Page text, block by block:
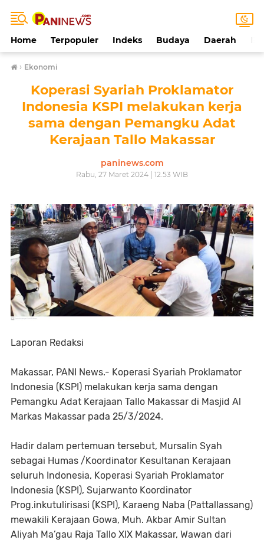
Home Terpopuler Indeks Budaya Daerah
› Ekonomi
Koperasi Syariah Proklamator
Indonesia KSPI melakukan kerja
sama dengan Pemangku Adat
Kerajaan Tallo Makassar
paninews.com
Rabu, 27 Maret 2024 | 12.53 WIB
Laporan Redaksi
Makassar, PANI News.- Koperasi Syariah Proklamator
Indonesia (KSPI) melakukan kerja sama dengan
Pemangku Adat Kerajaan Tallo Makassar di Masjid Al
Markas Makassar pada 25/3/2024.
Hadir dalam pertemuan tersebut, Mursalin Syah
sebagai Humas /Koordinator Kesultanan Kerajaan
seluruh Indonesia, Koperasi Syariah Proklamator
Indonesia (KSPI), Sujarwanto Koordinator
Prog.inkutulirisasi (KSPI), Karaeng Naba (Pattallassang)
mewakili Kerajaan Gowa, Muh. Akbar Amir Sultan
Aliyah Ma’gau Raja Tallo XIX Makassar, Wawan dari